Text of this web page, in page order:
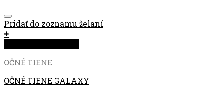
Pridať do zoznamu želaní
+
OČNÉ TIENE
OČNÉ TIENE GALAXY